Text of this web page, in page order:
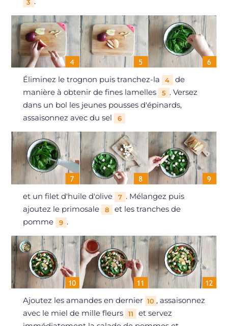
3
Éliminez le trognon puis tranchez-la 4
de
manière à obtenir de fines lamelles
5 . Versez
dans un bol les jeunes pousses d'épinards,
assaisonnez avec du sel
6
et un filet d'huile d'olive 7 . Mélangez puis
ajoutez le primosale
8
et les tranches de
pomme
9 .
Ajoutez les amandes en dernier 10 , assaisonnez
avec le miel de mille fleurs
11
et servez